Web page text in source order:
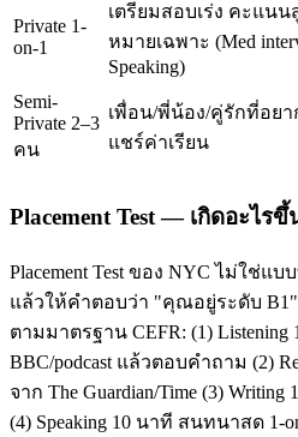
Private 1-
on-1
เตรียมสอบเร่ง คะแนน
หมายเฉพาะ (Med
Speaking)
Semi-
Private 2–3
คน
เพื่อน/พี่น้อง/คู่รักที่อยา
แชร์ค่าเรียน
Placement Test — เกิดอะไร
Placement Test ของ NYC ไม่ใช่แ
แล้วให้คำตอบว่า "คุณอยู่ระดับ B1"
ตามมาตรฐาน CEFR: (1)
BBC/podcast แล้วตอบคำถาม (2)
จาก The Guardian/Time (3)
(4) Speaking 10 นาที สนทนาสด 1-